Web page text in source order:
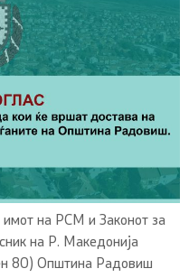
имот на РСМ и Законот за
на Р. Македонија
80) Општина Радовиш